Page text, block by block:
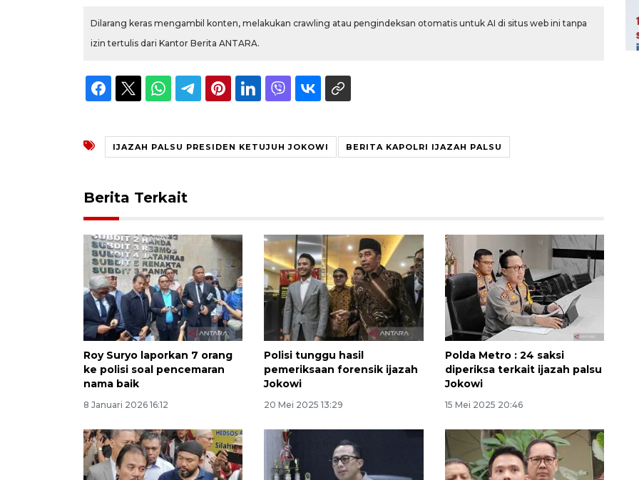
Dilarang keras mengambil konten, melakukan crawling atau pengindeksan otomatis untuk AI di situs web ini tanpa
izin tertulis dari Kantor Berita ANTARA.
IJAZAH PALSU PRESIDEN KETUJUH JOKOWI BERITA KAPOLRI IJAZAH PALSU
Berita Terkait
Roy Suryo laporkan 7 orang
ke polisi soal pencemaran
nama baik
8 Januari 2026 16:12
Polisi tunggu hasil
pemeriksaan forensik ijazah
Jokowi
20 Mei 2025 13:29
Polda Metro : 24 saksi
diperiksa terkait ijazah palsu
Jokowi
15 Mei 2025 20:46
Ekonomi triwulan II-2026
tumbuh 5,29 persen